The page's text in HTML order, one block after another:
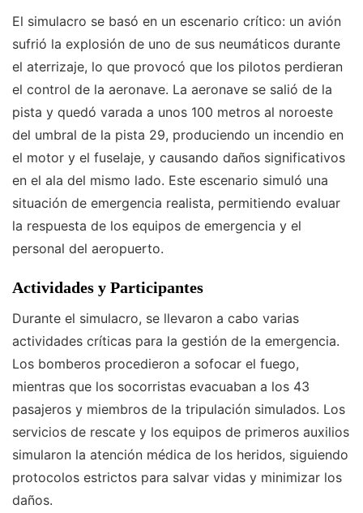
El simulacro se basó en un escenario crítico: un avión
sufrió la explosión de uno de sus neumáticos durante
el aterrizaje, lo que provocó que los pilotos perdieran
el control de la aeronave. La aeronave se salió de la
pista y quedó varada a unos 100 metros al noroeste
del umbral de la pista 29, produciendo un incendio en
el motor y el fuselaje, y causando daños significativos
en el ala del mismo lado. Este escenario simuló una
situación de emergencia realista, permitiendo evaluar
la respuesta de los equipos de emergencia y el
personal del aeropuerto.
Actividades y Participantes
Durante el simulacro, se llevaron a cabo varias
actividades críticas para la gestión de la emergencia.
Los bomberos procedieron a sofocar el fuego,
mientras que los socorristas evacuaban a los 43
pasajeros y miembros de la tripulación simulados. Los
servicios de rescate y los equipos de primeros auxilios
simularon la atención médica de los heridos, siguiendo
protocolos estrictos para salvar vidas y minimizar los
daños.